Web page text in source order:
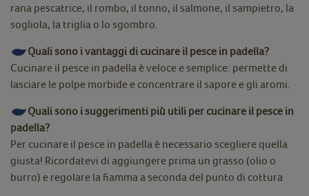
rana pescatrice, il rombo, il tonno, il salmone, il sampietro, la
sogliola, la triglia o lo sgombro.
Quali sono i vantaggi di cucinare il pesce in padella?
Cucinare il pesce in padella è veloce e semplice: permette di
lasciare le polpe morbide e concentrare il sapore e gli aromi.
Quali sono i suggerimenti più utili per cucinare il pesce in
padella?
Per cucinare il pesce in padella è necessario scegliere quella
giusta! Ricordatevi di aggiungere prima un grasso (olio o
burro) e regolare la fiamma a seconda del punto di cottura